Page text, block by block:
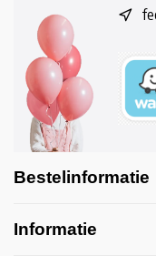
Bestelinformatie
Informatie